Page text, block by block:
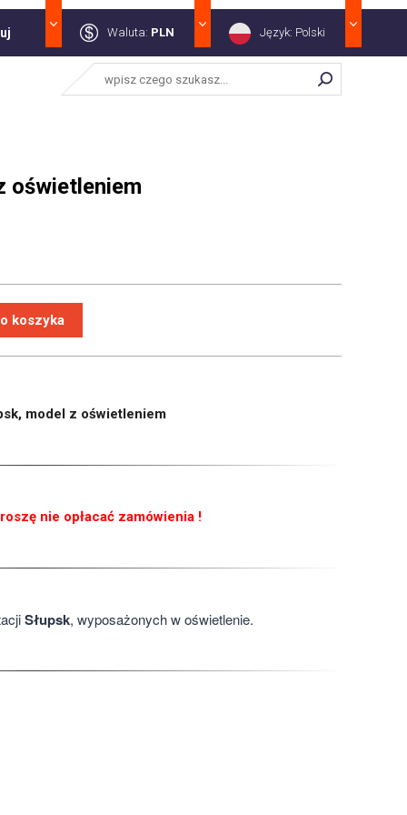
Waluta: PLN Język: Polski
oświetleniem
model z oświetleniem
nie opłacać zamówienia !
Słupsk, wyposażonych w oświetlenie.